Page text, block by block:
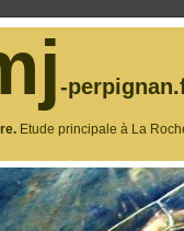
-
Etude principale à La